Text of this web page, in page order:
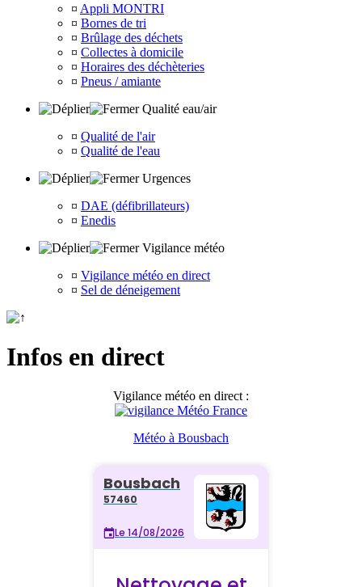
¤ Appli MONTRI
¤ Bornes de tri
¤ Brûlage des déchets
¤ Collectes à domicile
¤ Horaires des déchèteries
¤ Pneus / amiante
Qualité eau/air
¤ Qualité de l'air
¤ Qualité de l'eau
Urgences
¤ DAE (défibrillateurs)
¤ Enedis
Vigilance météo
¤ Vigilance météo en direct
¤ Sel de déneigement
Infos en direct
Vigilance météo en direct :
Météo à Bousbach